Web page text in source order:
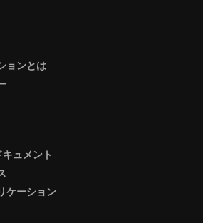
ョンとは
ュメント
ケーション